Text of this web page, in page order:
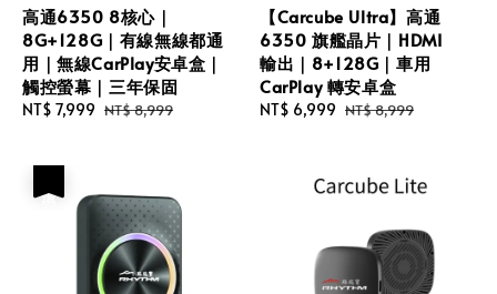
高通6350 8核心｜
8G+128G｜有線無線都通
用｜無線CarPlay安卓盒｜
觸控螢幕｜三年保固
Sale
NT$ 7,999 Regular
NT$ 8,999
【Carcube Ultra】高通
6350 旗艦晶片｜HDMI
輸出｜8+128G｜車用
CarPlay 轉安卓盒
Sale
NT$ 6,999 Regular
NT$ 8,999